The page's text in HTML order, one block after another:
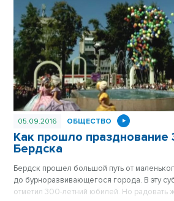
05.09.2016 ОБЩЕСТВО
Как прошло празднование
Бердска
Бердск прошел большой путь от
до бурноразвивающегося города. В эту
отметил 300-летний юбилей. Но радовать